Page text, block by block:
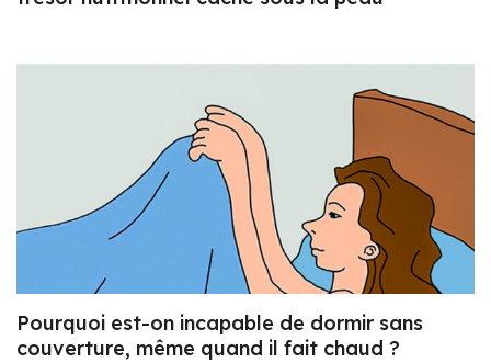
Pourquoi est-on incapable de dormir sans
couverture, même quand il fait chaud ?